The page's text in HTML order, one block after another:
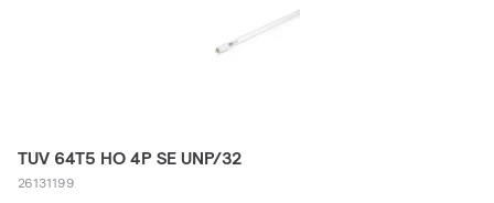
TUV 64T5 HO 4P SE UNP/32
26131199